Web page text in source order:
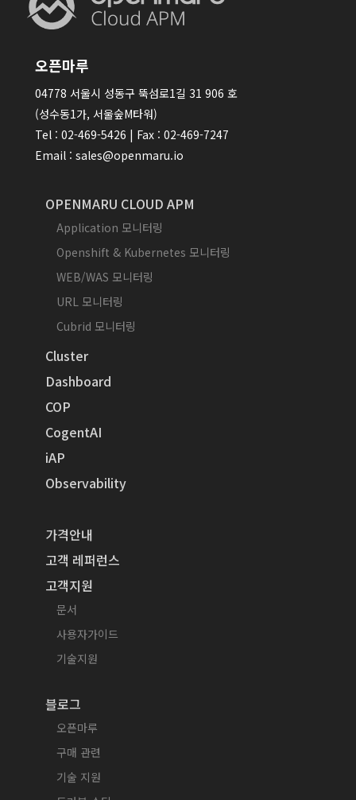
오픈마루
04778 서울시 성동구 뚝섬로1길 31 906 호
(성수동1가, 서울숲M타워)
Tel : 02-469-5426 | Fax : 02-469-7247
Email : sales@openmaru.io
OPENMARU CLOUD APM
Application 모니터링
Openshift & Kubernetes 모니터링
WEB/WAS 모니터링
URL 모니터링
Cubrid 모니터링
Cluster
Dashboard
COP
CogentAI
iAP
Observability
가격안내
고객 레퍼런스
고객지원
문서
사용자가이드
기술지원
블로그
오픈마루
구매 관련
기술 지원